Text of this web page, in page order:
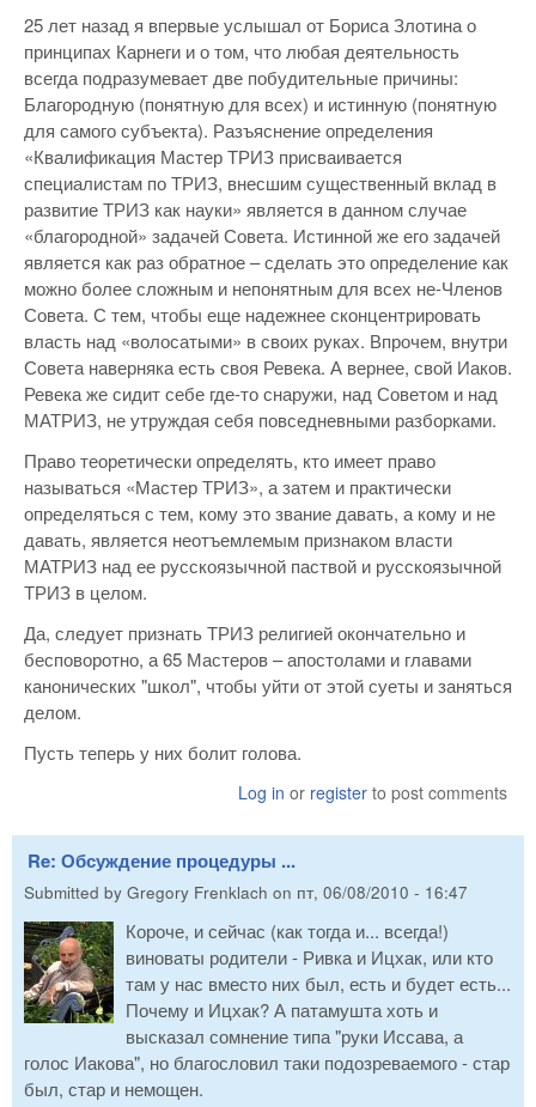
25 лет назад я впервые услышал от Бориса Злотина о
принципах Карнеги и о том, что любая деятельность
всегда подразумевает две побудительные причины:
Благородную (понятную для всех) и истинную (понятную
для самого субъекта). Разъяснение определения
«Квалификация Мастер ТРИЗ присваивается
специалистам по ТРИЗ, внесшим существенный вклад в
развитие ТРИЗ как науки» является в данном случае
«благородной» задачей Совета. Истинной же его задачей
является как раз обратное – сделать это определение как
можно более сложным и непонятным для всех не-Членов
Совета. С тем, чтобы еще надежнее сконцентрировать
власть над «волосатыми» в своих руках. Впрочем, внутри
Совета наверняка есть своя Ревека. А вернее, свой Иаков.
Ревека же сидит себе где-то снаружи, над Советом и над
МАТРИЗ, не утруждая себя повседневными разборками.
Право теоретически определять, кто имеет право
называться «Мастер ТРИЗ», а затем и практически
определяться с тем, кому это звание давать, а кому и не
давать, является неотъемлемым признаком власти
МАТРИЗ над ее русскоязычной паствой и русскоязычной
ТРИЗ в целом.
Да, следует признать ТРИЗ религией окончательно и
бесповоротно, а 65 Мастеров – апостолами и главами
канонических "школ", чтобы уйти от этой суеты и заняться
делом.
Пусть теперь у них болит голова.
Log in or register to post comments
Re: Обсуждение процедуры ...
Submitted by Gregory Frenklach on пт, 06/08/2010 - 16:47
Короче, и сейчас (как тогда и... всегда!)
виноваты родители - Ривка и Ицхак, или кто
там у нас вместо них был, есть и будет есть...
Почему и Ицхак? А патамушта хоть и
высказал сомнение типа "руки Иссава, а
голос Иакова", но благословил таки подозреваемого - стар
был, стар и немощен.